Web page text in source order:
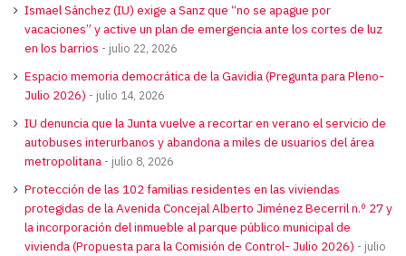
Ismael Sánchez (IU) exige a Sanz que “no se apague por
vacaciones” y active un plan de emergencia ante los cortes de luz
en los barrios
julio 22, 2026
Espacio memoria democrática de la Gavidia (Pregunta para Pleno-
Julio 2026)
julio 14, 2026
IU denuncia que la Junta vuelve a recortar en verano el servicio de
autobuses interurbanos y abandona a miles de usuarios del área
metropolitana
julio 8, 2026
Protección de las 102 familias residentes en las viviendas
protegidas de la Avenida Concejal Alberto Jiménez Becerril n.º 27 y
la incorporación del inmueble al parque público municipal de
vivienda (Propuesta para la Comisión de Control- Julio 2026)
julio